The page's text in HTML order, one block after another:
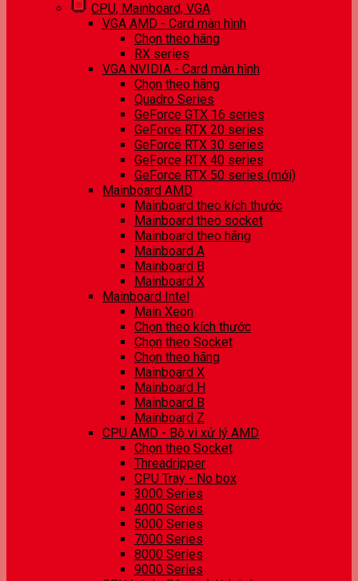
CPU, Mainboard, VGA
VGA AMD - Card màn hình
Chọn theo hãng
RX series
VGA NVIDIA - Card màn hình
Chọn theo hãng
Quadro Series
GeForce GTX 16 series
GeForce RTX 20 series
GeForce RTX 30 series
GeForce RTX 40 series
GeForce RTX 50 series (mới)
Mainboard AMD
Mainboard theo kích thước
Mainboard theo socket
Mainboard theo hãng
Mainboard A
Mainboard B
Mainboard X
Mainboard Intel
Main Xeon
Chọn theo kích thước
Chọn theo Socket
Chọn theo hãng
Mainboard X
Mainboard H
Mainboard B
Mainboard Z
CPU AMD - Bộ vi xử lý AMD
Chọn theo Socket
Threadripper
CPU Tray - No box
3000 Series
4000 Series
5000 Series
7000 Series
8000 Series
9000 Series